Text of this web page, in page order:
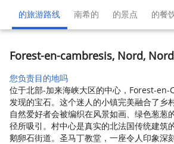
的旅游路线 南希的 的景点 的餐
Forest-en-cambresis, Nord,
您负责目的地吗
位于北部-加来海峡大区的中心，Forest-
发现的宝石。这个迷人的小镇完美融合了乡
自然爱好者会被编织在风景如画、绿色葱葱
径所吸引。村中心是真实的北法国传统建筑
鹅卵石街道。圣马丁教堂，一座令人印象深